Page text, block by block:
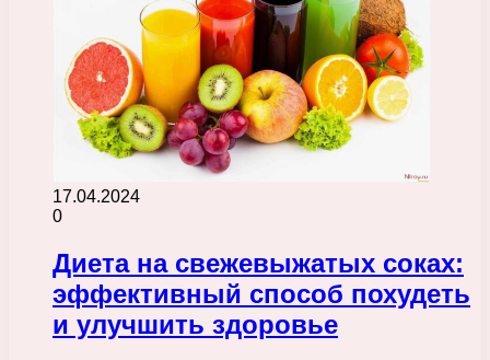
17.04.2024
0
Диета на свежевыжатых соках:
эффективный способ похудеть
и улучшить здоровье